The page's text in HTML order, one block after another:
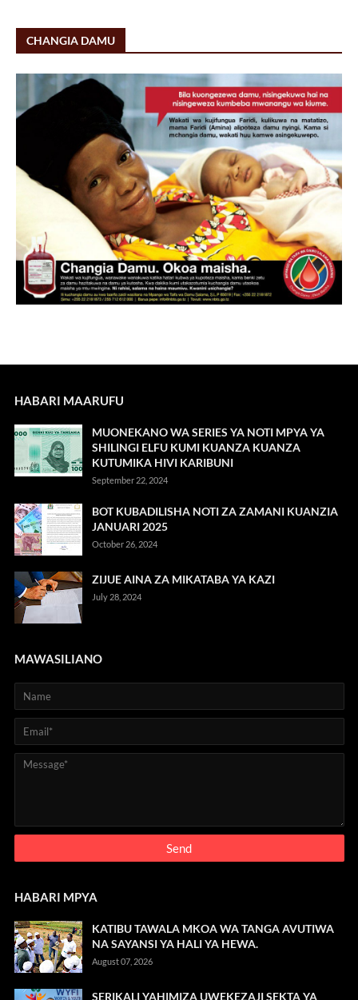
CHANGIA DAMU
HABARI MAARUFU
MUONEKANO WA SERIES YA NOTI MPYA YA
SHILINGI ELFU KUMI KUANZA KUANZA
KUTUMIKA HIVI KARIBUNI
September 22, 2024
BOT KUBADILISHA NOTI ZA ZAMANI KUANZIA
JANUARI 2025
October 26, 2024
ZIJUE AINA ZA MIKATABA YA KAZI
July 28, 2024
MAWASILIANO
HABARI MPYA
KATIBU TAWALA MKOA WA TANGA AVUTIWA
NA SAYANSI YA HALI YA HEWA.
August 07, 2026
SERIKALI YAHIMIZA UWEKEZAJI SEKTA YA